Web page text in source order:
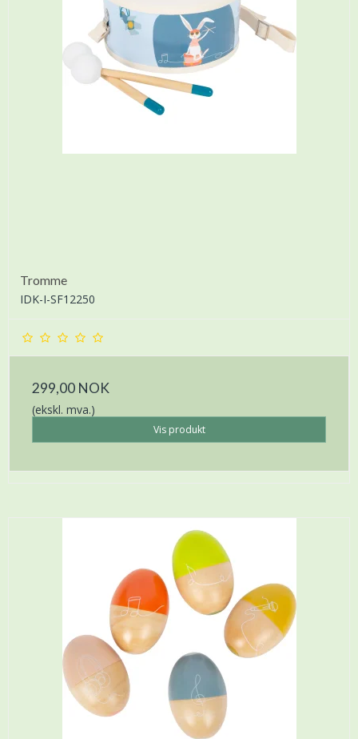
Tromme
IDK-I-SF12250
299,00 NOK
(ekskl. mva.)
Vis produkt